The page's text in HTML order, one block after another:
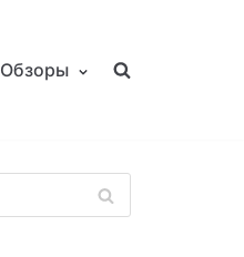
Обзоры